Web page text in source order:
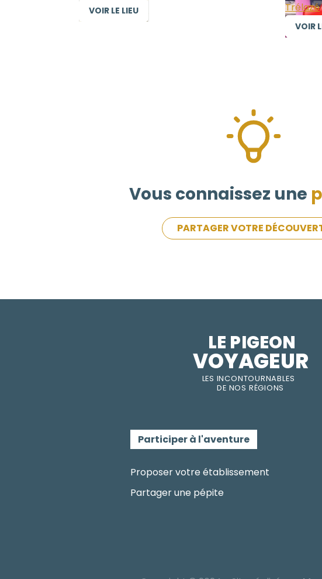
VOIR LE LIEU
Trélazé
VOIR
Vous connaissez une
PARTAGER VOTRE
LES INCONTOURNABLES
DE NOS RÉGIONS
LE PIGEON
VOYAGEUR
Participer à l'aventure
Proposer votre établissement
Partager une pépite